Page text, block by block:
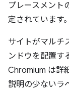
プレースメント
定されています。
サイトがマルチ
ンドウを配置す
Chromium は詳
説明の少ないラ